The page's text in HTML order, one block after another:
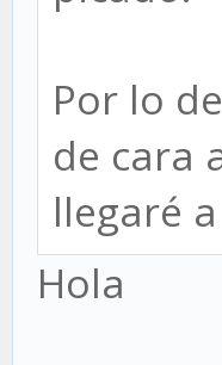
Por lo
de cara
llegaré
Hola